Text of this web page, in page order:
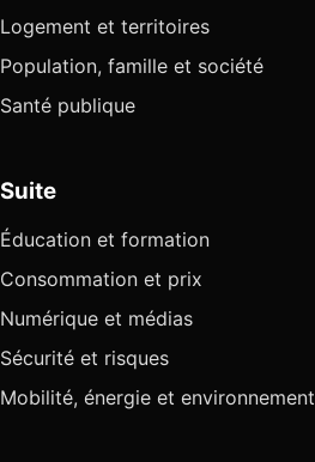
Logement et territoires
Population, famille et société
Santé publique
Suite
Éducation et formation
Consommation et prix
Numérique et médias
Sécurité et risques
Mobilité, énergie et environnement